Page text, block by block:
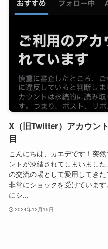
X（旧Twitter）アカウン
目
こんにちは、カエデです！突
ントが凍結されてしまいまし
の交流の場として愛用してきた
非常にショックを受けていま
にシ...
2024年12月15日